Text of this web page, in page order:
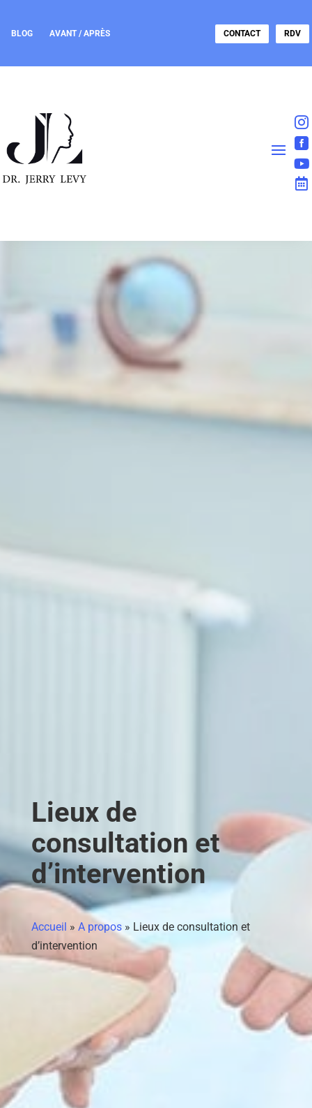
BLOG AVANT / APRÈS CONTACT RDV




Lieux de
consultation et
d’intervention
Accueil » A propos» Lieux de consultation et
d’intervention